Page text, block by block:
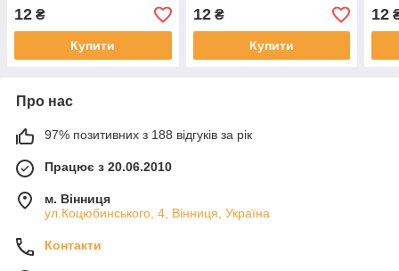
12 ₴
Купити
12₴
Купити
12
Про нас
97% позитивних з 188 відгуків за рік
Працює з 20.06.2010
м. Вінниця
ул.Коцюбинського, 4, Вінниця, Україна
Контакти